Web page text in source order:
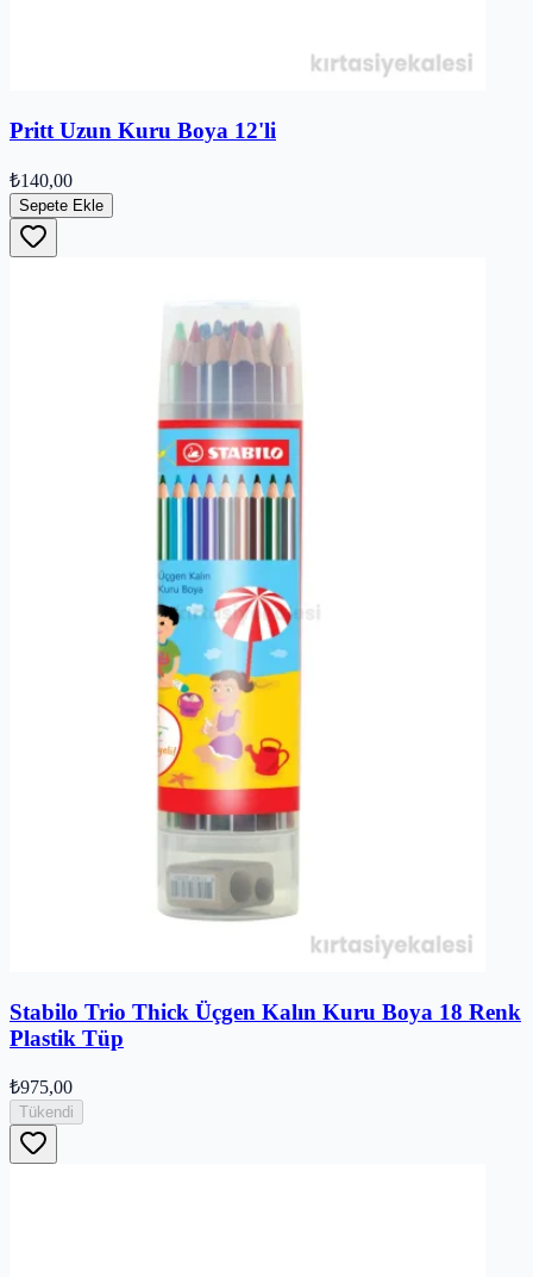
Pritt Uzun Kuru Boya 12'li
₺140,00
Sepete Ekle
Stabilo Trio Thick Üçgen Kalın Kuru Boya 18 Renk
Plastik Tüp
₺975,00
Tükendi